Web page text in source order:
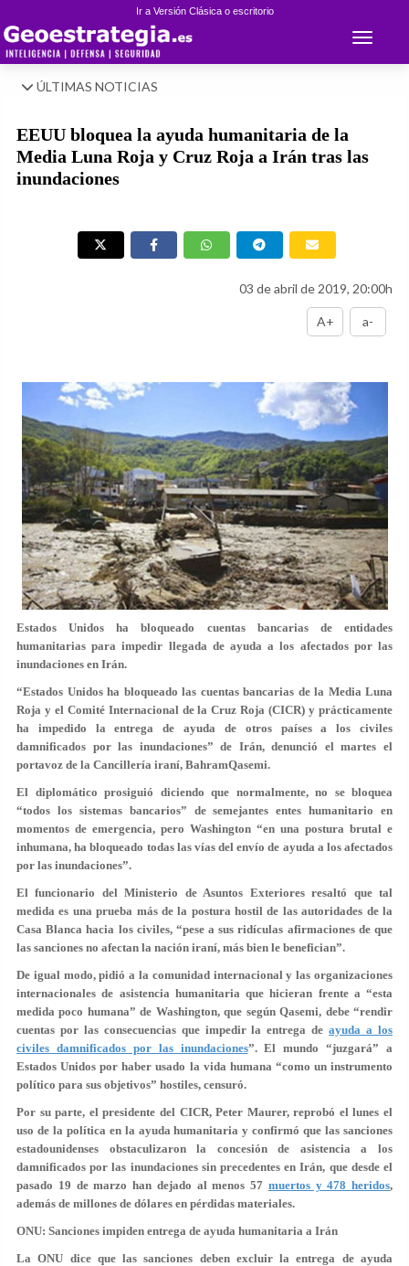
Ir a Versión Clásica o escritorio
Toggle
ÚLTIMAS NOTICIAS
EEUU bloquea la ayuda humanitaria de la
Media Luna Roja y Cruz Roja a Irán tras las
inundaciones
03 de abril de 2019, 20:00h
A+ a-
Estados Unidos ha bloqueado cuentas bancarias de entidades
humanitarias para impedir llegada de ayuda a los afectados por las
inundaciones en Irán.
“Estados Unidos ha bloqueado las cuentas bancarias de la Media Luna
Roja y el Comité Internacional de la Cruz Roja (CICR) y prácticamente
ha impedido la entrega de ayuda de otros países a los civiles
damnificados por las inundaciones” de Irán, denunció el martes el
portavoz de la Cancillería iraní, BahramQasemi.
El diplomático prosiguió diciendo que normalmente, no se bloquea
“todos los sistemas bancarios” de semejantes entes humanitario en
momentos de emergencia, pero Washington “en una postura brutal e
inhumana, ha bloqueado todas las vías del envío de ayuda a los afectados
por las inundaciones”.
El funcionario del Ministerio de Asuntos Exteriores resaltó que tal
medida es una prueba más de la postura hostil de las autoridades de la
Casa Blanca hacia los civiles, “pese a sus ridículas afirmaciones de que
las sanciones no afectan la nación iraní, más bien le benefician”.
De igual modo, pidió a la comunidad internacional y las organizaciones
internacionales de asistencia humanitaria que hicieran frente a “esta
medida poco humana” de Washington, que según Qasemi, debe “rendir
cuentas por las consecuencias que impedir la entrega deayuda a los
civiles damnificados por las inundaciones”. El mundo “juzgará” a
Estados Unidos por haber usado la vida humana “como un instrumento
político para sus objetivos” hostiles, censuró.
Por su parte, el presidente del CICR, Peter Maurer, reprobó el lunes el
uso de la política en la ayuda humanitaria y confirmó que las sanciones
estadounidenses obstaculizaron la concesión de asistencia a los
damnificados por las inundaciones sin precedentes en Irán, que desde el
pasado 19 de marzo han dejado al menos 57 muertos y 478 heridos,
además de millones de dólares en pérdidas materiales.
ONU: Sanciones impiden entrega de ayuda humanitaria a Irán
La ONU dice que las sanciones deben excluir la entrega de ayuda